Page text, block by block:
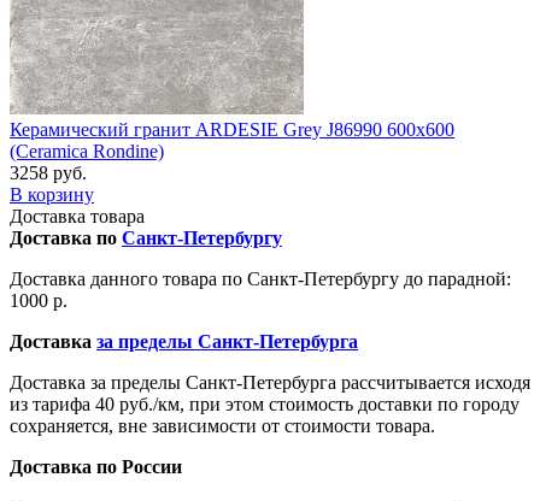
Керамический гранит ARDESIE Grey J86990 600x600
(Ceramica Rondine)
3258 руб.
В корзину
Доставка товара
Доставка по Санкт-Петербургу
Доставка данного товара по Санкт-Петербургу до парадной:
1000 р.
Доставка за пределы Санкт-Петербурга
Доставка за пределы Санкт-Петербурга рассчитывается исходя
из тарифа 40 руб./км, при этом стоимость доставки по городу
сохраняется, вне зависимости от стоимости товара.
Доставка по России